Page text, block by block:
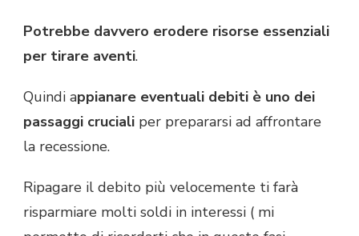
Potrebbe davvero erodere risorse essenziali
per tirare aventi.
Quindi appianare eventuali debiti è uno dei
passaggi cruciali per prepararsi ad affrontare
la recessione.
Ripagare il debito più velocemente ti farà
risparmiare molti soldi in interessi ( mi